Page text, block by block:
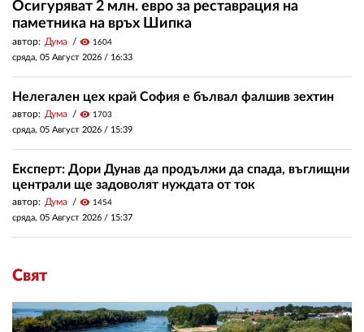
Осигуряват 2 млн. евро за реставрация на
паметника на връх Шипка
автор: Дума visibility 1604
сряда, 05 Август 2026 / 16:33
Нелегален цех край София е бълвал фалшив зехтин
автор: Дума visibility 1703
сряда, 05 Август 2026 / 15:39
Експерт: Дори Дунав да продължи да спада, въглищни
централи ще задоволят нуждата от ток
автор: Дума visibility 1454
сряда, 05 Август 2026 / 15:37
Свят